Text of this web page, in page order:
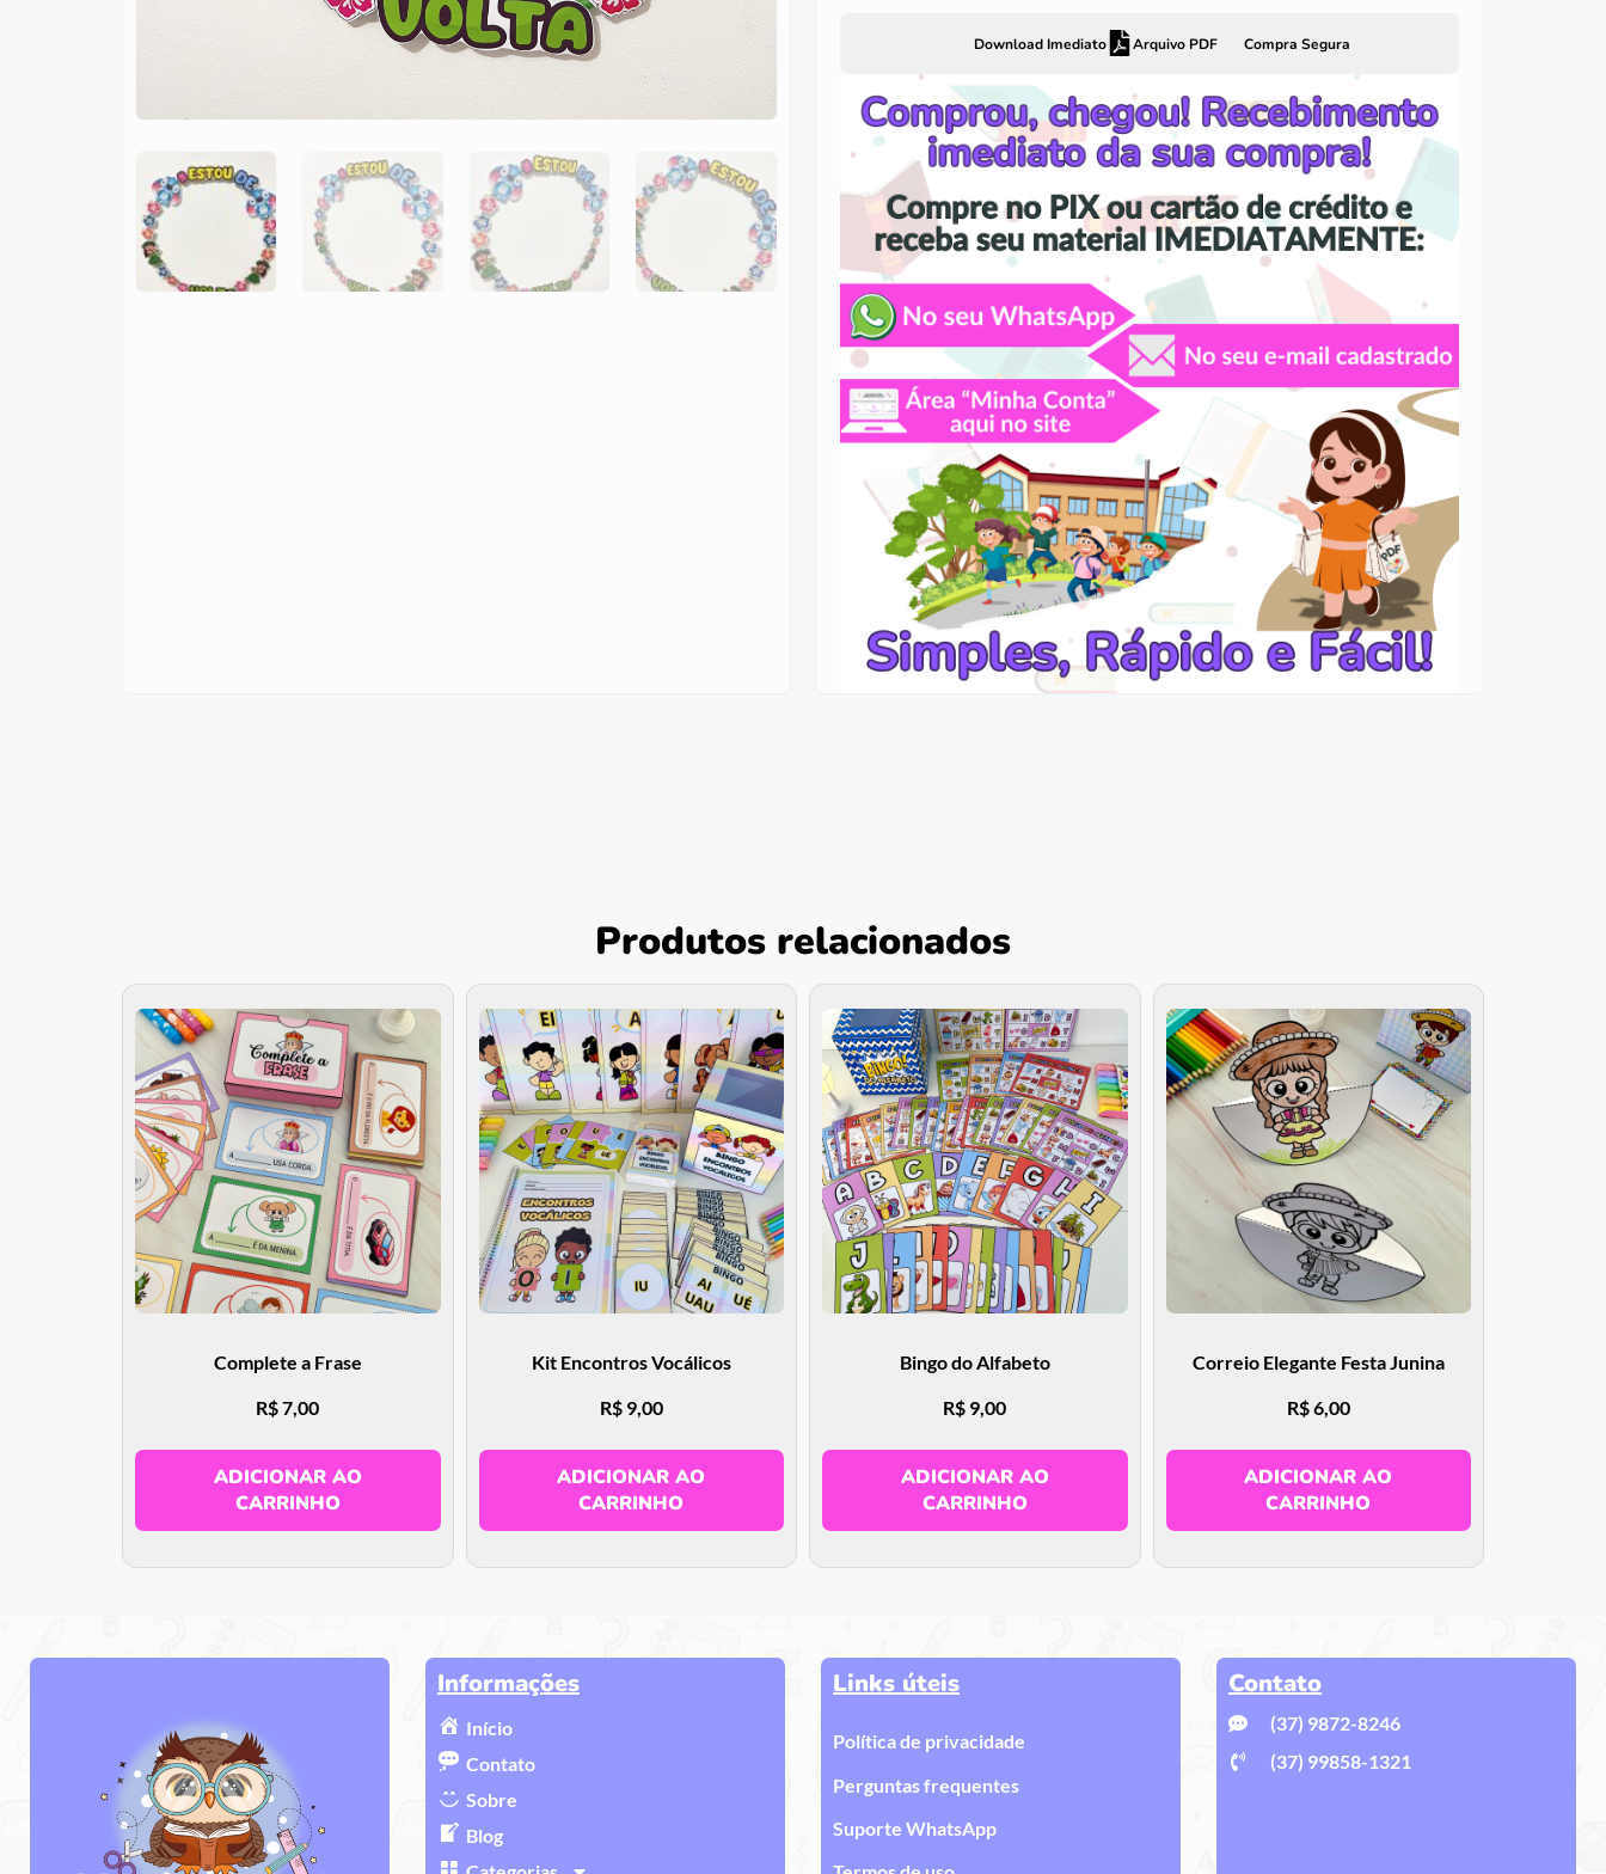
Download Imediato Arquivo PDF Compra Segura
Produtos relacionados
Complete a Frase
R$7,00
ADICIONAR AO
CARRINHO
Kit Encontros Vocálicos
R$9,00
ADICIONAR AO
CARRINHO
Bingo do Alfabeto
R$ 9,00
ADICIONAR AO
CARRINHO
Correio Elegante Festa Junina
R$6,00
ADICIONAR AO
CARRINHO
Informações
Início
Contato
Sobre
Blog
Links úteis
Política de privacidade
Perguntas frequentes
Suporte WhatsApp
Contato
(37) 9872-8246
(37) 99858-1321